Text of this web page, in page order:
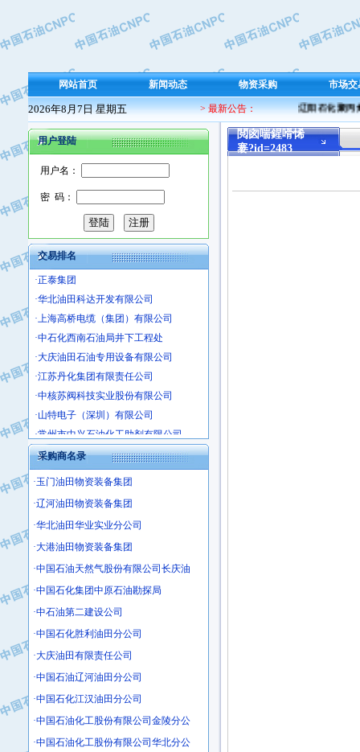
网站首页 新闻动态 物资采购 市场交
2026年8月7日 星期五 > 最新公告： 辽阳石化聚丙烯
用户登陆
用户名：
密 码：
交易排名
·保定北奥石油物探特种车辆制造有限
·盘锦辽河油田天意石油装备有限公司
·沧州市电气控制设备厂
·中船重工中南装备有限责任公司
·南石力天传动件有限公司
·浙江瑞普环境技术有限公司
·华北石油新大禹环保设备有限公司
·河北翼凌机械制造总厂
·萍乡市庞泰化工填料有限公司
·上海宝钢商贸有限公司
·辽河石油勘探局总机械厂
·正泰集团
·华北油田科达开发有限公司
·上海高桥电缆（集团）有限公司
·中石化西南石油局井下工程处
·大庆油田石油专用设备有限公司
·江苏丹化集团有限责任公司
·中核苏阀科技实业股份有限公司
·山特电子（深圳）有限公司
·常州市中兴石油化工助剂有限公司
·姜堰市三联助剂有限公司
·四川中光高技术研究所有限责任公司
·江苏天安防雷工程有限责任公司
·山东东营胜利工业园区
·自贡五洲防腐安装有限公司
·成都长江水处理设备有限公司
·中核苏阀科技实业股份有限公司
·济南柴油机股份有限公司
·上海科瑞曼士德电源系统集成有限公
·东方合金铸造厂
·保定北奥石油物探特种车辆制造有限
·盘锦辽河油田天意石油装备有限公司
·中国石油天然气管道局穿越公司
采购商名录
·玉门油田物资装备集团
·辽河油田物资装备集团
·华北油田华业实业分公司
·大港油田物资装备集团
·中国石油天然气股份有限公司长庆油
·中国石化集团中原石油勘探局
·中石油第二建设公司
·中国石化胜利油田分公司
·大庆油田有限责任公司
·中国石油辽河油田分公司
·中国石化江汉油田分公司
·中国石油化工股份有限公司金陵分公
·中国石油化工股份有限公司华北分公
閲囪喘鍟嗗悕
褰?id=2483